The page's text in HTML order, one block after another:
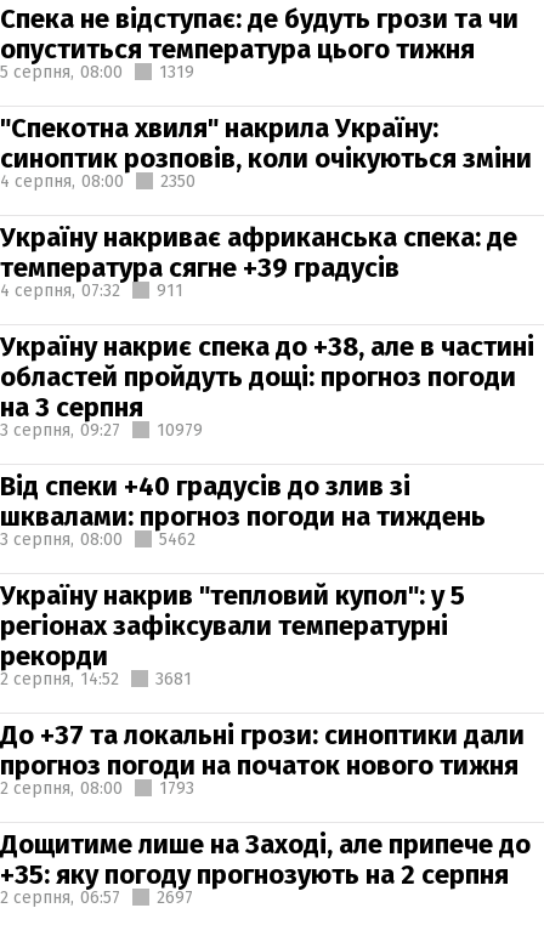
Спека не відступає: де будуть грози та чи
опуститься температура цього тижня
5 серпня, 08:00 1319
"Спекотна хвиля" накрила Україну:
синоптик розповів, коли очікуються зміни
4 серпня, 08:00 2350
Україну накриває африканська спека: де
температура сягне +39 градусів
4 серпня, 07:32 911
Україну накриє спека до +38, але в частині
областей пройдуть дощі: прогноз погоди
на 3 серпня
3 серпня, 09:27 10979
Від спеки +40 градусів до злив зі
шквалами: прогноз погоди на тиждень
3 серпня, 08:00 5462
Україну накрив "тепловий купол": у 5
регіонах зафіксували температурні
рекорди
2 серпня, 14:52 3681
До +37 та локальні грози: синоптики дали
прогноз погоди на початок нового тижня
2 серпня, 08:00 1793
Дощитиме лише на Заході, але припече до
+35: яку погоду прогнозують на 2 серпня
2 серпня, 06:57 2697